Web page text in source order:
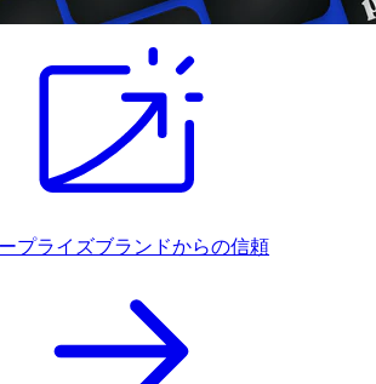
プライズブランドからの信頼